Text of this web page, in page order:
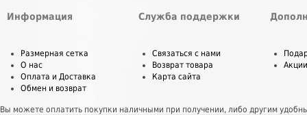
Информация
Размерная сетка
О нас
Оплата и Доставка
Обмен и возврат
Служба поддержки
Связаться с нами
Возврат товара
Карта сайта
Акции
Вы можете оплатить покупки наличными при получении, либо другим